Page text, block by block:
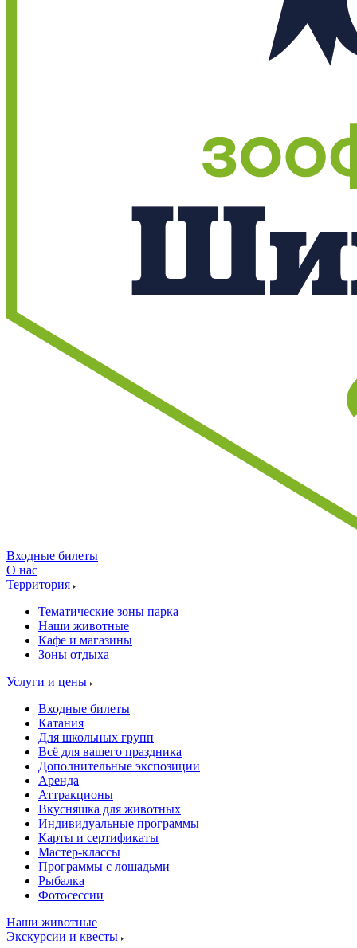
Входные билеты
О нас
Территория
Тематические зоны парка
Наши животные
Кафе и магазины
Зоны отдыха
Услуги и цены
Входные билеты
Катания
Для школьных групп
Всё для вашего праздника
Дополнительные экспозиции
Аренда
Аттракционы
Вкусняшка для животных
Индивидуальные программы
Карты и сертификаты
Мастер-классы
Программы с лошадьми
Рыбалка
Фотосессии
Наши животные
Экскурсии и квесты